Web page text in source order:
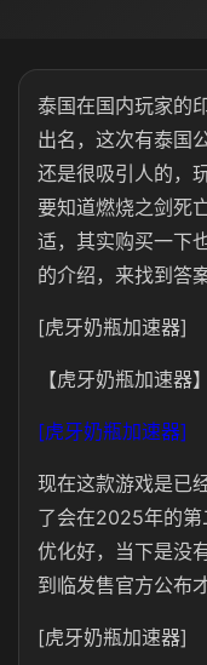
泰国在国内玩家的
出名，这次有泰国
还是很吸引人的，
要知道燃烧之剑死
适，其实购买一下
的介绍，来找到答案
[虎牙奶瓶加速器]
【虎牙奶瓶加速器
[虎牙奶瓶加速器]
现在这款游戏是已
了会在2025年的
优化好，当下是没
到临发售官方公布
[虎牙奶瓶加速器]